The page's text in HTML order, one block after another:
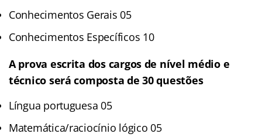
Conhecimentos Gerais 05
Conhecimentos Específicos 10
A prova escrita dos cargos de nível médio e
técnico será composta de 30 questões
Língua portuguesa 05
Matemática/raciocínio lógico 05